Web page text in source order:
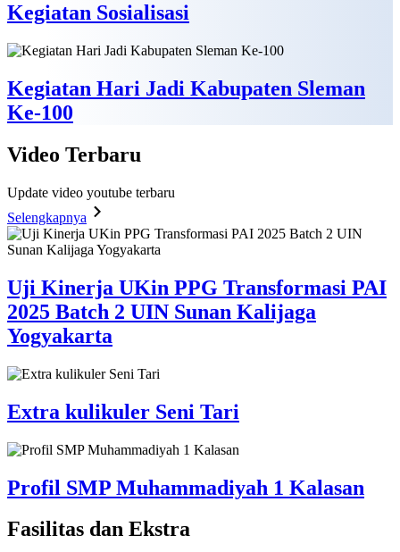
Kegiatan Sosialisasi
Kegiatan Hari Jadi Kabupaten Sleman
Ke-100
Video Terbaru
Update video youtube terbaru
Selengkapnya
Uji Kinerja UKin PPG Transformasi PAI
2025 Batch 2 UIN Sunan Kalijaga
Yogyakarta
Extra kulikuler Seni Tari
Profil SMP Muhammadiyah 1 Kalasan
Fasilitas dan Ekstra